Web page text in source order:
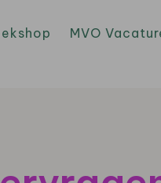
MVO